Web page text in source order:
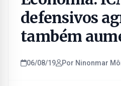
defensivos
também
06/08/19 Por Ninonmar